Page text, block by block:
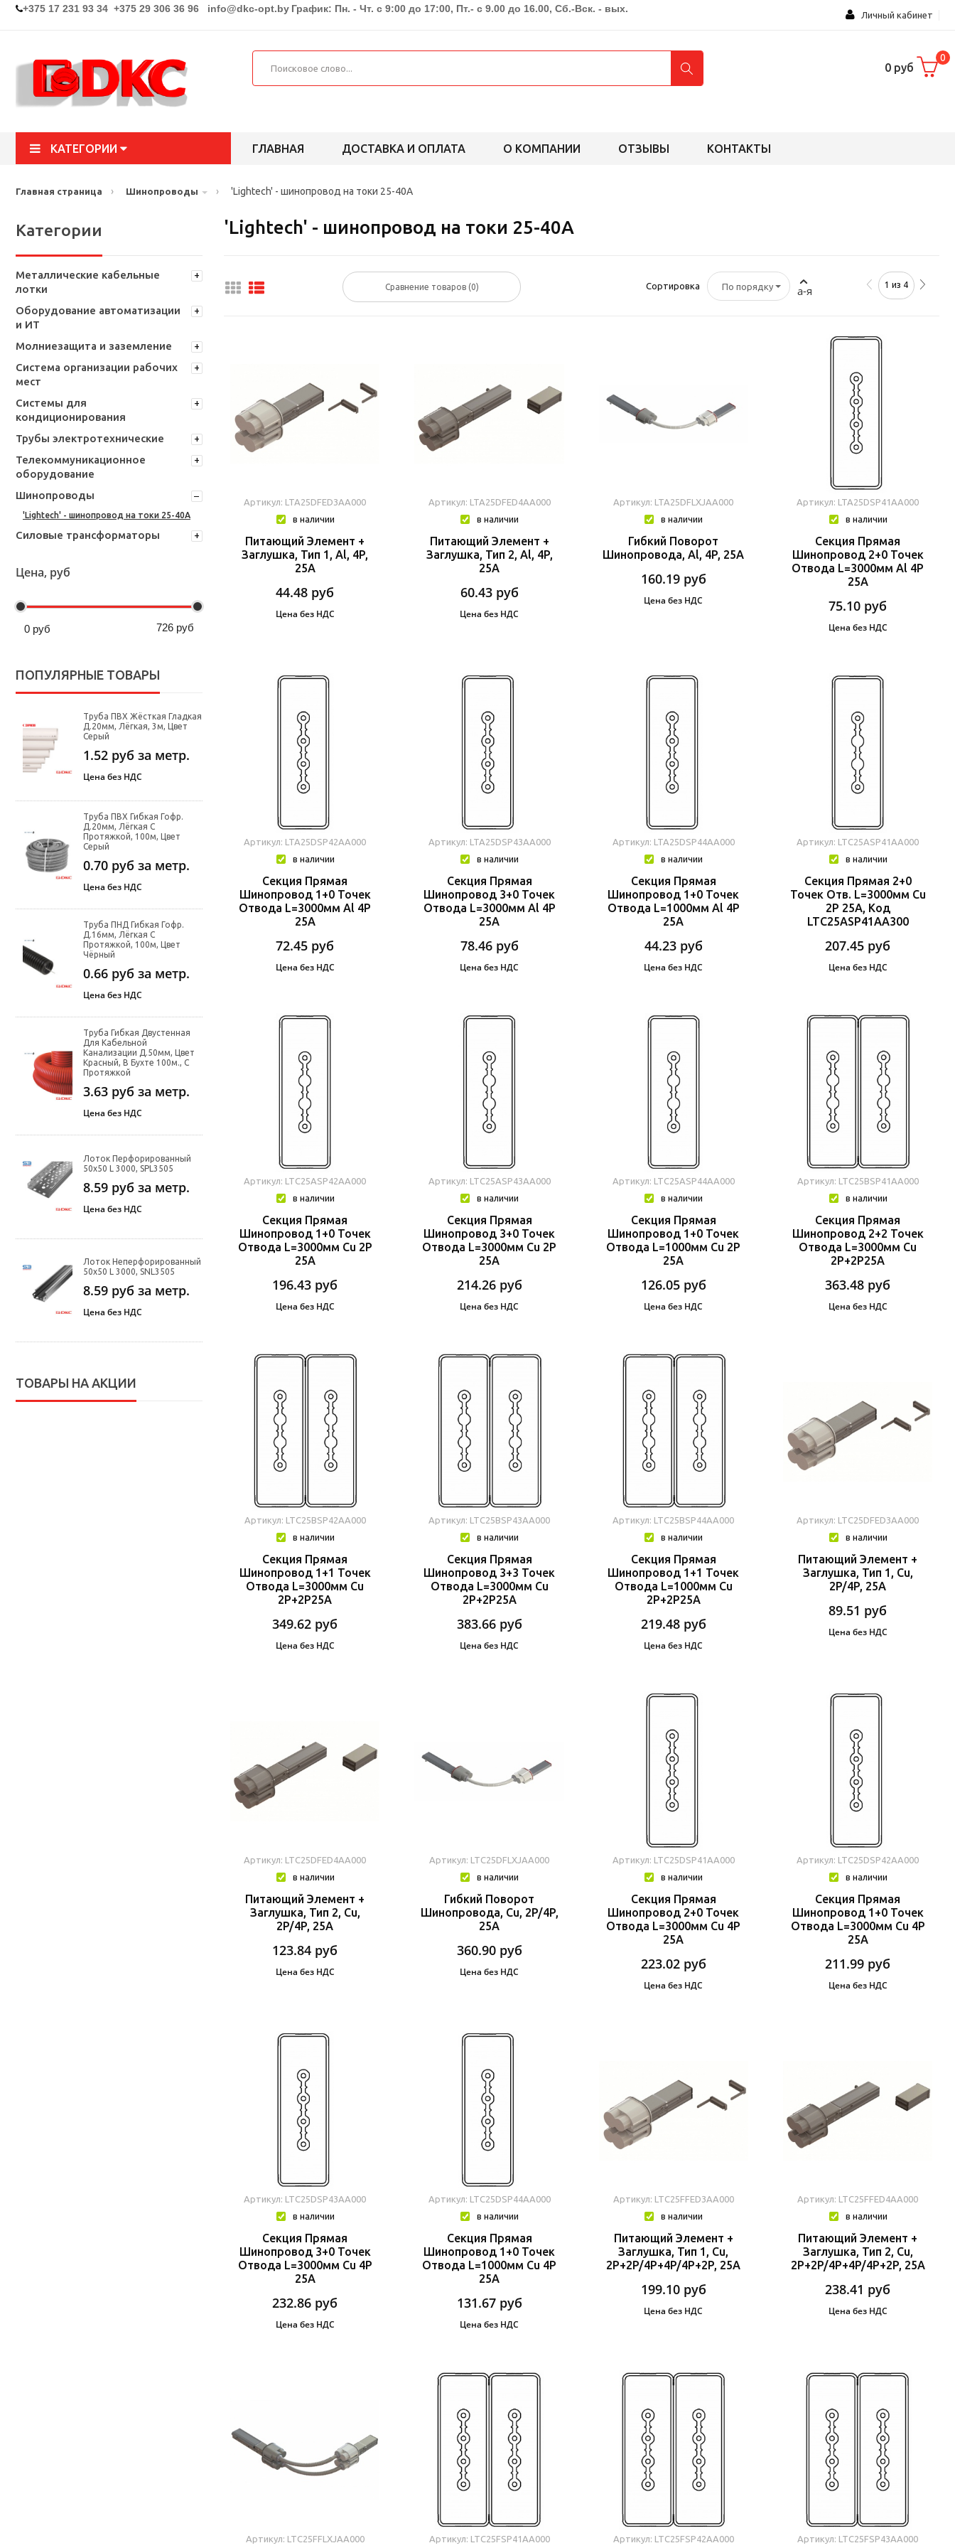
+375 17 231 93 34 +375 29 306 36 96 info@dkc-opt.by График: Пн. - Чт. с 9:00 до 17:00, Пт.- с 9.00 до 16.00, Сб.-Вск. - вых.
Личный кабинет
0 руб
0
КАТЕГОРИИ ГЛАВНАЯ ДОСТАВКА И ОПЛАТА О КОМПАНИИ ОТЗЫВЫ КОНТАКТЫ
Главная страница › Шинопроводы › 'Lightech' - шинопровод на токи 25-40А
Категории
Металлические кабельные
лотки
Оборудование автоматизации
и ИТ
Молниезащита и заземление
Система организации рабочих
мест
Системы для
кондиционирования
Трубы электротехнические
Телекоммуникационное
оборудование
Шинопроводы
'Lightech' - шинопровод на токи 25-40А
Силовые трансформаторы
Цена, руб
0 руб 726руб
ПОПУЛЯРНЫЕ ТОВАРЫ
Труба ПВХ Жёсткая Гладкая
Д.20мм, Лёгкая, 3м, Цвет
Серый
1.52 руб за метр.
Цена без НДС
Труба ПВХ Гибкая Гофр.
Д.20мм, Лёгкая С
Протяжкой, 100м, Цвет
Серый
0.70 руб за метр.
Цена без НДС
Труба ПНД Гибкая Гофр.
Д.16мм, Лёгкая С
Протяжкой, 100м, Цвет
Чёрный
0.66 руб за метр.
Цена без НДС
Труба Гибкая Двустенная
Для Кабельной
Канализации Д.50мм, Цвет
Красный, В Бухте 100м., С
Протяжкой
3.63 руб за метр.
Цена без НДС
Лоток Перфорированный
50х50 L 3000, SPL3505
8.59 руб за метр.
Цена без НДС
Лоток Неперфорированный
50х50 L 3000, SNL3505
8.59 руб за метр.
Цена без НДС
ТОВАРЫ НА АКЦИИ
'Lightech' - шинопровод на токи 25-40А
Сравнение товаров (0) Сортировка По порядку а-я 1 из 4
Артикул: LTA25DFED3AA000
в наличии
Питающий Элемент +
Заглушка, Тип 1, Al, 4P,
25A
44.48 руб
Цена без НДС
Артикул: LTA25DFED4AA000
в наличии
Питающий Элемент +
Заглушка, Тип 2, Al, 4P,
25A
60.43 руб
Цена без НДС
Артикул: LTA25DFLXJAA000
в наличии
Гибкий Поворот
Шинопровода, Al, 4P, 25A
160.19 руб
Цена без НДС
Артикул: LTA25DSP41AA000
в наличии
Секция Прямая
Шинопровод 2+0 Точек
Отвода L=3000мм Al 4P
25A
75.10 руб
Цена без НДС
Артикул: LTA25DSP42AA000
в наличии
Секция Прямая
Шинопровод 1+0 Точек
Отвода L=3000мм Al 4P
25A
72.45 руб
Цена без НДС
Артикул: LTA25DSP43AA000
в наличии
Секция Прямая
Шинопровод 3+0 Точек
Отвода L=3000мм Al 4P
25A
78.46 руб
Цена без НДС
Артикул: LTA25DSP44AA000
в наличии
Секция Прямая
Шинопровод 1+0 Точек
Отвода L=1000мм Al 4P
25A
44.23 руб
Цена без НДС
Артикул: LTC25ASP41AA000
в наличии
Секция Прямая 2+0
Точек Отв. L=3000мм Cu
2P 25A, Код
LTC25ASP41AA300
207.45 руб
Цена без НДС
Артикул: LTC25ASP42AA000
в наличии
Секция Прямая
Шинопровод 1+0 Точек
Отвода L=3000мм Cu 2P
25A
196.43 руб
Цена без НДС
Артикул: LTC25ASP43AA000
в наличии
Секция Прямая
Шинопровод 3+0 Точек
Отвода L=3000мм Cu 2P
25A
214.26 руб
Цена без НДС
Артикул: LTC25ASP44AA000
в наличии
Секция Прямая
Шинопровод 1+0 Точек
Отвода L=1000мм Cu 2P
25A
126.05 руб
Цена без НДС
Артикул: LTC25BSP41AA000
в наличии
Секция Прямая
Шинопровод 2+2 Точек
Отвода L=3000мм Cu
2P+2P25A
363.48 руб
Цена без НДС
Артикул: LTC25BSP42AA000
в наличии
Секция Прямая
Шинопровод 1+1 Точек
Отвода L=3000мм Cu
2P+2P25A
349.62 руб
Цена без НДС
Артикул: LTC25BSP43AA000
в наличии
Секция Прямая
Шинопровод 3+3 Точек
Отвода L=3000мм Cu
2P+2P25A
383.66 руб
Цена без НДС
Артикул: LTC25BSP44AA000
в наличии
Секция Прямая
Шинопровод 1+1 Точек
Отвода L=1000мм Cu
2P+2P25A
219.48 руб
Цена без НДС
Артикул: LTC25DFED3AA000
в наличии
Питающий Элемент +
Заглушка, Тип 1, Cu,
2P/4P, 25A
89.51 руб
Цена без НДС
Артикул: LTC25DFED4AA000
в наличии
Питающий Элемент +
Заглушка, Тип 2, Cu,
2P/4P, 25A
123.84 руб
Цена без НДС
Артикул: LTC25DFLXJAA000
в наличии
Гибкий Поворот
Шинопровода, Cu, 2P/4P,
25A
360.90 руб
Цена без НДС
Артикул: LTC25DSP41AA000
в наличии
Секция Прямая
Шинопровод 2+0 Точек
Отвода L=3000мм Cu 4P
25A
223.02 руб
Цена без НДС
Артикул: LTC25DSP42AA000
в наличии
Секция Прямая
Шинопровод 1+0 Точек
Отвода L=3000мм Cu 4P
25A
211.99 руб
Цена без НДС
Артикул: LTC25DSP43AA000
в наличии
Секция Прямая
Шинопровод 3+0 Точек
Отвода L=3000мм Cu 4P
25A
232.86 руб
Цена без НДС
Артикул: LTC25DSP44AA000
в наличии
Секция Прямая
Шинопровод 1+0 Точек
Отвода L=1000мм Cu 4P
25A
131.67 руб
Цена без НДС
Артикул: LTC25FFED3AA000
в наличии
Питающий Элемент +
Заглушка, Тип 1, Cu,
2P+2P/4P+4P/4P+2P, 25A
199.10 руб
Цена без НДС
Артикул: LTC25FFED4AA000
в наличии
Питающий Элемент +
Заглушка, Тип 2, Cu,
2P+2P/4P+4P/4P+2P, 25A
238.41 руб
Цена без НДС
Артикул: LTC25FFLXJAA000 Артикул: LTC25FSP41AA000 Артикул: LTC25FSP42AA000 Артикул: LTC25FSP43AA000